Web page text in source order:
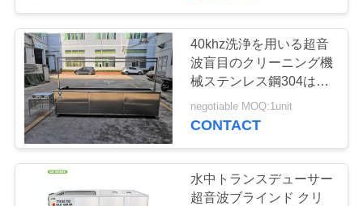
ー
に
超音波エンジンの
洗剤
139
40khz洗浄を用いる超音
波盲目のクリーニング機
械ステンレス鋼304はタ
ンクに入れ/足車
negotiable MOQ:1unit
CONTACT
水中トランスデューサー
超音波ブラインド クリ